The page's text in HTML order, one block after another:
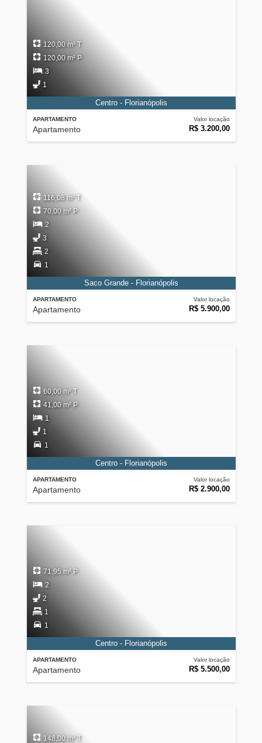
APARTAMENTO
Apartamento
Valor locação
R$ 3.200,00
120,00 m² T
120,00 m² P
3
1
Centro - Florianópolis
APARTAMENTO
Apartamento
Valor locação
R$ 5.900,00
116,08 m² T
70,00 m² P
2
3
2
1
Saco Grande - Florianópolis
APARTAMENTO
Apartamento
Valor locação
R$ 2.900,00
60,00 m² T
41,00 m² P
1
1
1
Centro - Florianópolis
APARTAMENTO
Apartamento
Valor locação
R$ 5.500,00
71,95 m² P
2
2
1
1
Centro - Florianópolis
148,00 m² T